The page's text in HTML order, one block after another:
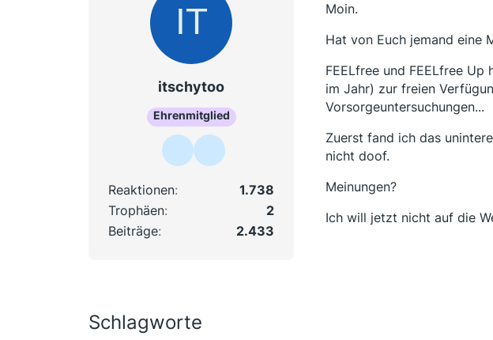
itschytoo
Ehrenmitglied
Reaktionen
1.738
Trophäen
2
Beiträge
2.433
Moin.
Hat von Euch jemand eine
FEELfree und FEELfree
im Jahr) zur freien
Vorsorgeuntersuchungen...
Zuerst fand ich das
nicht doof.
Meinungen?
Ich will jetzt nicht auf die
Schlagworte